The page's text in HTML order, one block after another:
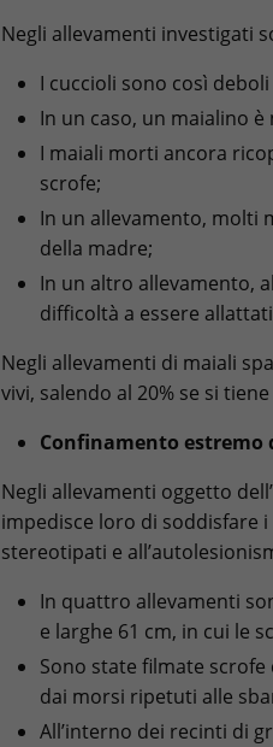
Negli allevamenti investigati
I cuccioli sono così
In un caso, un maialino
I maiali morti ancora
scrofe;
In un allevamento, molti
della madre;
In un altro allevamento,
difficoltà a essere
Negli allevamenti di maiali
vivi, salendo al 20% se si
Confinamento estremo
Negli allevamenti oggetto
impedisce loro di soddisfare
stereotipati e
In quattro allevamenti
e larghe 61 cm, in cui le
Sono state filmate
dai morsi ripetuti alle
All’interno dei recinti di